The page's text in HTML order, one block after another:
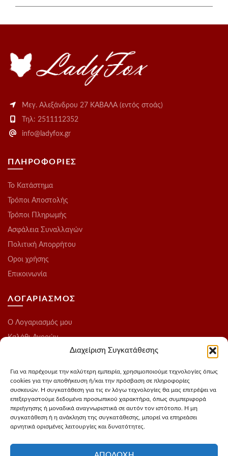
Διαχείριση Συγκατάθεσης
Για να παρέχουμε την καλύτερη εμπειρία, χρησιμοποιούμε τεχνολογίες όπως
cookies για την αποθήκευση ή/και την πρόσβαση σε πληροφορίες
συσκευών. Η συγκατάθεση για τις εν λόγω τεχνολογίες θα μας επιτρέψει να
επεξεργαστούμε δεδομένα προσωπικού χαρακτήρα, όπως συμπεριφορά
περιήγησης ή μοναδικά αναγνωριστικά σε αυτόν τον ιστότοπο. Η μη
συγκατάθεση ή η ανάκληση της συγκατάθεσης, μπορεί να επηρεάσει
αρνητικά ορισμένες λειτουργίες και δυνατότητες.
Μεγ. Αλεξάνδρου 27 ΚΑΒΑΛΑ (εντός στοάς)
Τηλ: 2511112352
info@ladyfox.gr
ΠΛΗΡΟΦΟΡΙΕΣ
Το Kατάστημα
Τρόποι Αποστολής
Τρόποι Πληρωμής
Ασφάλεια Συναλλαγών
Πολιτική Απορρήτου
Οροι χρήσης
Επικοινωνία
ΛΟΓΑΡΙΑΣΜΟΣ
O Λογαριασμός μου
Καλάθι Αγορών
Ολοκλήρωση Παραγγελίας
Blog
ΑΚΟΛΟΥΘΗΣΤΕ ΜΑΣ
Instagram
FaceBook